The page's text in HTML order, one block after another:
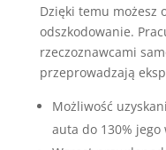
Dzięki temu możesz
odszkodowanie.
rzeczoznawcami
przeprowadzają
Możliwość
auta do 130%